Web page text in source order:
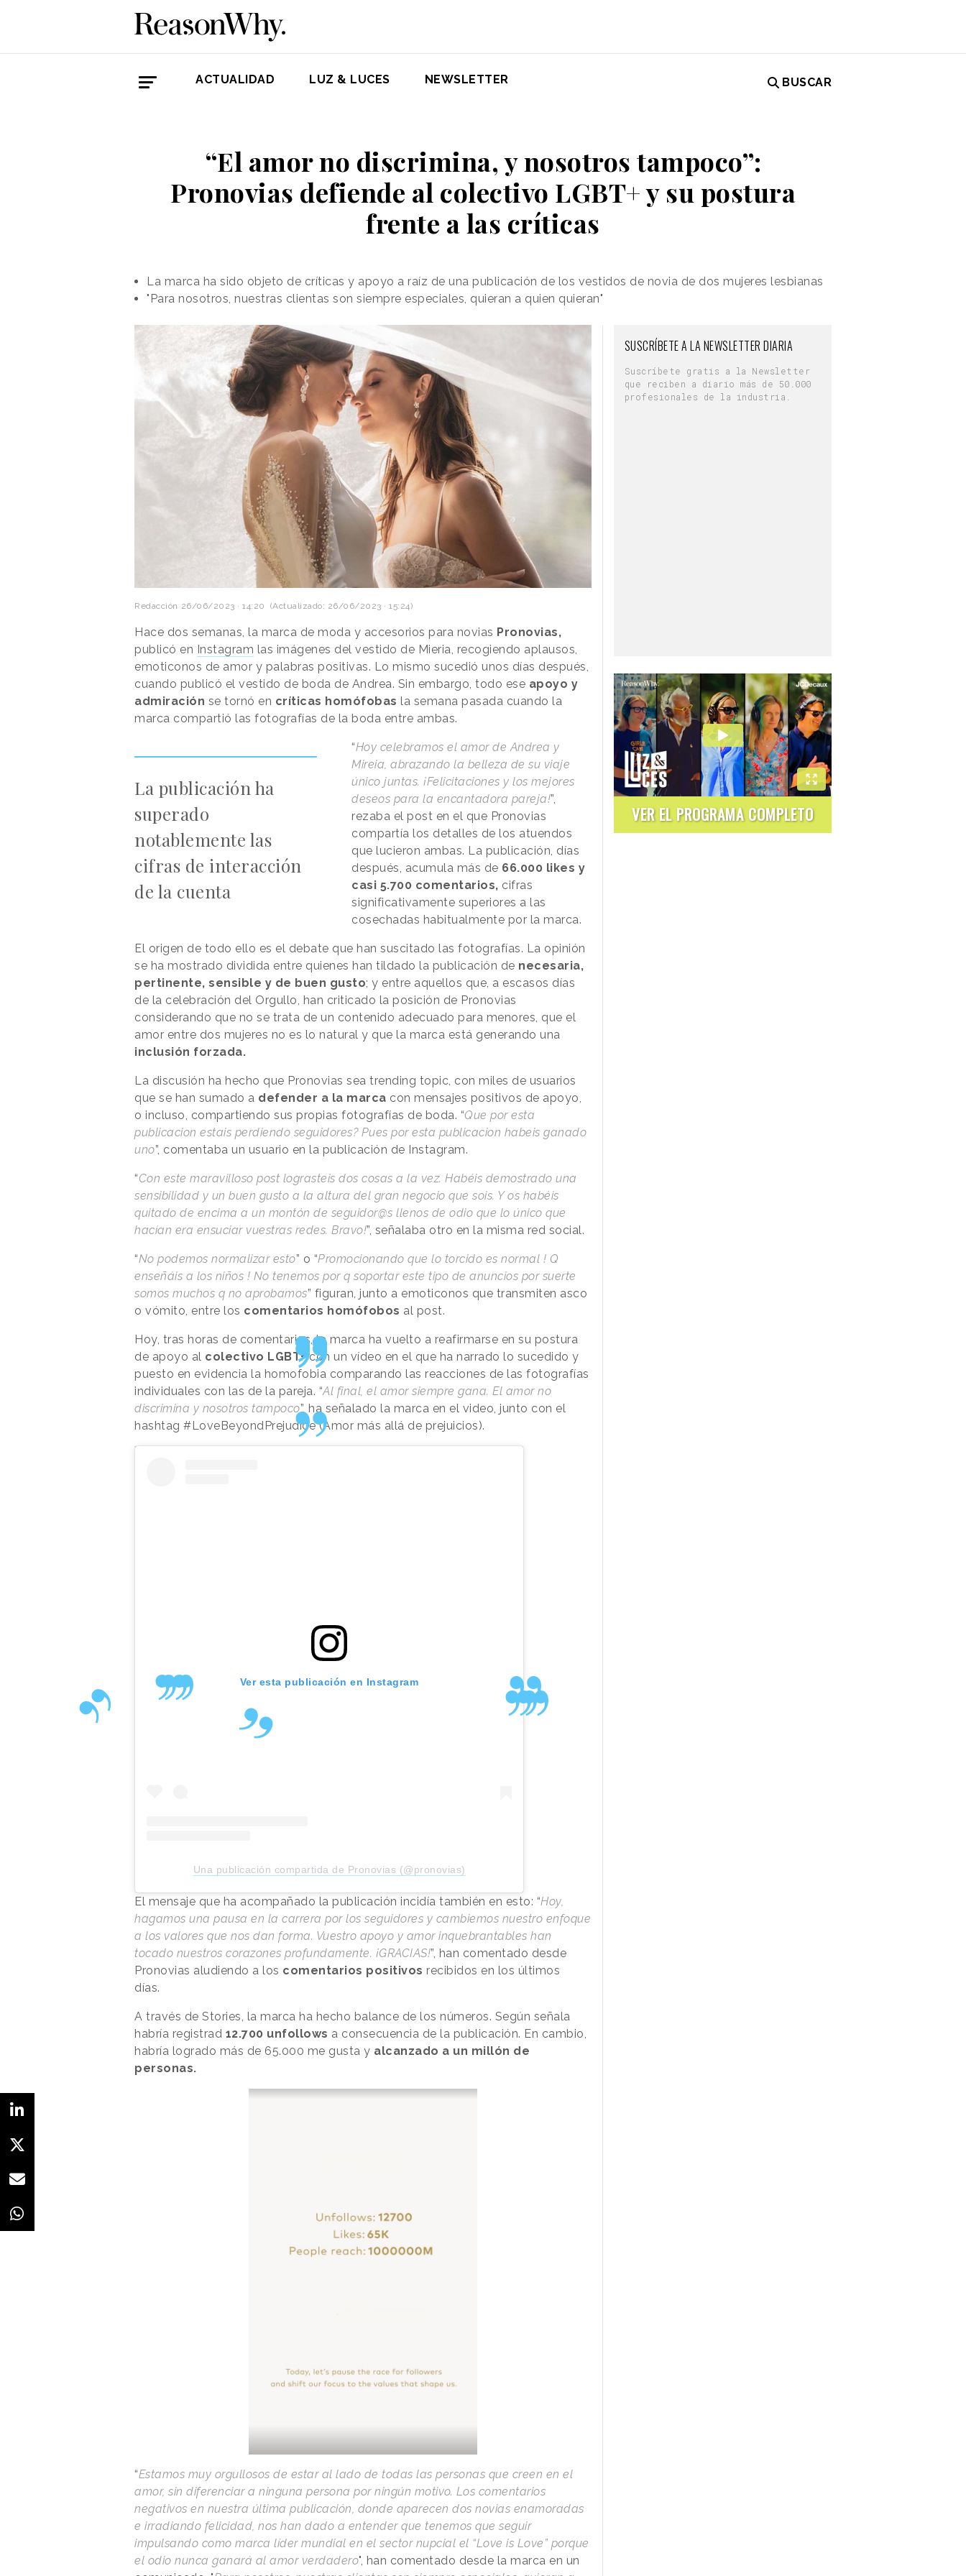
ACTUALIDAD LUZ & LUCES NEWSLETTER BUSCAR
“El amor no discrimina, y nosotros tampoco”:
Pronovias defiende al colectivo LGBT+ y su postura
frente a las críticas
La marca ha sido objeto de críticas y apoyo a raíz de una publicación de los vestidos de novia de dos mujeres lesbianas
"Para nosotros, nuestras clientas son siempre especiales, quieran a quien quieran"
Redacción 26/06/2023 · 14:20 (Actualizado: 26/06/2023 · 15:24)
Hace dos semanas, la marca de moda y accesorios para novias Pronovias,
publicó en Instagram las imágenes del vestido de Mieria, recogiendo aplausos,
emoticonos de amor y palabras positivas. Lo mismo sucedió unos días después,
cuando publicó el vestido de boda de Andrea. Sin embargo, todo ese apoyo y
admiración se tornó en críticas homófobas la semana pasada cuando la
marca compartió las fotografías de la boda entre ambas.
La publicación ha
superado
notablemente las
cifras de interacción
de la cuenta
“Hoy celebramos el amor de Andrea y
Mireia, abrazando la belleza de su viaje
único juntas. ¡Felicitaciones y los mejores
deseos para la encantadora pareja!”,
rezaba el post en el que Pronovias
compartía los detalles de los atuendos
que lucieron ambas. La publicación, días
después, acumula más de 66.000 likes y
casi 5.700 comentarios, cifras
significativamente superiores a las
cosechadas habitualmente por la marca.
El origen de todo ello es el debate que han suscitado las fotografías. La opinión
se ha mostrado dividida entre quienes han tildado la publicación de necesaria,
pertinente, sensible y de buen gusto; y entre aquellos que, a escasos días
de la celebración del Orgullo, han criticado la posición de Pronovias
considerando que no se trata de un contenido adecuado para menores, que el
amor entre dos mujeres no es lo natural y que la marca está generando una
inclusión forzada.
La discusión ha hecho que Pronovias sea trending topic, con miles de usuarios
que se han sumado a defender a la marca con mensajes positivos de apoyo,
o incluso, compartiendo sus propias fotografías de boda. “Que por esta
publicacion estais perdiendo seguidores? Pues por esta publicacion habeis ganado
uno”, comentaba un usuario en la publicación de Instagram.
“Con este maravilloso post lograsteis dos cosas a la vez. Habéis demostrado una
sensibilidad y un buen gusto a la altura del gran negocio que sois. Y os habéis
quitado de encima a un montón de seguidor@s llenos de odio que lo único que
hacían era ensuciar vuestras redes. Bravo!”, señalaba otro en la misma red social.
“No podemos normalizar esto” o “Promocionando que lo torcido es normal ! Q
enseñáis a los niños ! No tenemos por q soportar este tipo de anuncios por suerte
somos muchos q no aprobamos” figuran, junto a emoticonos que transmiten asco
o vómito, entre los comentarios homófobos al post.
Hoy, tras horas de comentarios, la marca ha vuelto a reafirmarse en su postura
de apoyo al colectivo LGBT+con un vídeo en el que ha narrado lo sucedido y
puesto en evidencia la homofobia comparando las reacciones de las fotografías
individuales con las de la pareja. “Al final, el amor siempre gana. El amor no
discrimina y nosotros tampoco”, ha señalado la marca en el video, junto con el
hashtag #LoveBeyondPrejudice (Amor más allá de prejuicios).
Ver esta publicación en Instagram
Una publicación compartida de Pronovias (@pronovias)
El mensaje que ha acompañado la publicación incidía también en esto: “Hoy,
hagamos una pausa en la carrera por los seguidores y cambiemos nuestro enfoque
a los valores que nos dan forma. Vuestro apoyo y amor inquebrantables han
tocado nuestros corazones profundamente. ¡GRACIAS!”, han comentado desde
Pronovias aludiendo a los comentarios positivos recibidos en los últimos
días.
A través de Stories, la marca ha hecho balance de los números. Según señala
habría registrad 12.700 unfollows a consecuencia de la publicación. En cambio,
habría logrado más de 65.000 me gusta y alcanzado a un millón de
personas.
“Estamos muy orgullosos de estar al lado de todas las personas que creen en el
amor, sin diferenciar a ninguna persona por ningún motivo. Los comentarios
negativos en nuestra última publicación, donde aparecen dos novias enamoradas
e irradiando felicidad, nos han dado a entender que tenemos que seguir
impulsando como marca líder mundial en el sector nupcial el “Love is Love” porque
el odio nunca ganará al amor verdadero", han comentado desde la marca en un
SUSCRÍBETE A LA NEWSLETTER DIARIA
Suscríbete gratis a la Newsletter
que reciben a diario más de 50.000
profesionales de la industria.
VER EL PROGRAMA COMPLETO